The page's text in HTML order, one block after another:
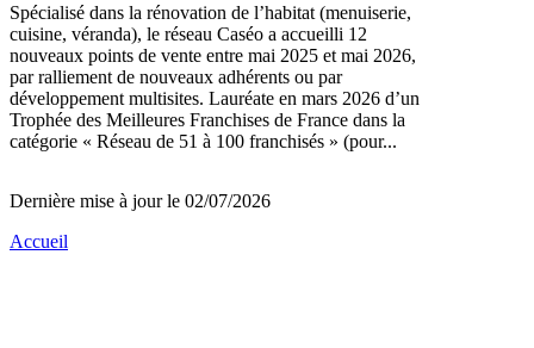
Spécialisé dans la rénovation de l’habitat (menuiserie,
cuisine, véranda), le réseau Caséo a accueilli 12
nouveaux points de vente entre mai 2025 et mai 2026,
par ralliement de nouveaux adhérents ou par
développement multisites. Lauréate en mars 2026 d’un
Trophée des Meilleures Franchises de France dans la
catégorie « Réseau de 51 à 100 franchisés » (pour...
Dernière mise à jour le 02/07/2026
Accueil